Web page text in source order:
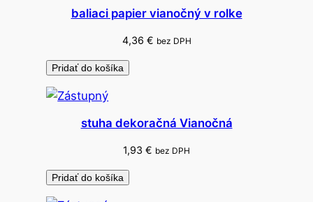
i
t
k
y
M
baliaci papier vianočný v rolke
4,36 € bez DPH
Pridať do košíka
stuha dekoračná Vianočná
1,93 € bez DPH
Pridať do košíka